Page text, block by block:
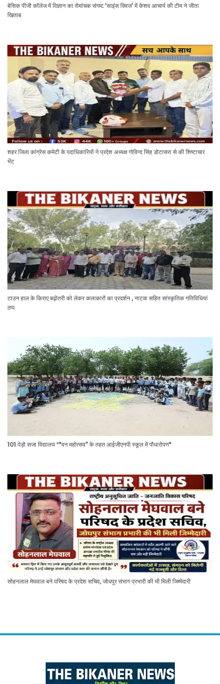
बेसिक पीजी कॉलेज में विज्ञान का रोमांचक संगम: ‘साइंस क्विज’ में केशव आचार्य की टीम ने जीता
खिताब
शहर जिला कांग्रेस कमेटी के पदाधिकारियों ने प्रदेश अध्यक्ष गोविन्द सिंह डोटासरा से की शिष्टाचार
भेंट
टाउन हाल के किराए बढ़ोतरी को लेकर कलाकारों का प्रदर्शन , नाटक सहित सांस्कृतिक गतिविधियां
ठप्प
101 पेड़ो सजा विद्यालय "*वन महोत्सव” के तहत आईजीएनपी स्कूल में पौधारोपण*
सोहनलाल मेघवाल बने परिषद के प्रदेश सचिव, जोधपुर संभाग प्रभारी की भी मिली जिम्मेदारी